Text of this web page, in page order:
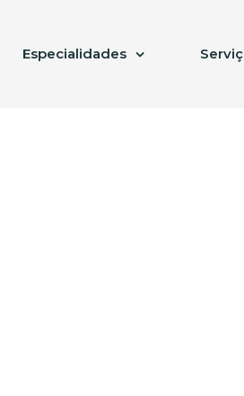
Especialidades